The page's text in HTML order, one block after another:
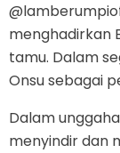
menghadirkan
tamu. Dalam
Onsu sebagai
Dalam
menyindir dan